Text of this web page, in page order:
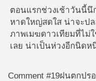
ตอนแรกช่วงเช้าวันนี้นึ
หาดใหญ่สดใส น่าจะป
ภาพเมฆดาวเทียมที่ไม่
เลย น่าเป็นห่วงอีกนิดห
Comment #19ฝนตกปร